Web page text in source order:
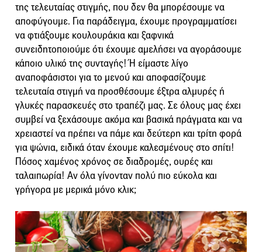
της τελευταίας στιγμής, που δεν θα μπορέσουμε να
αποφύγουμε. Για παράδειγμα, έχουμε προγραμματίσει
να φτιάξουμε κουλουράκια και ξαφνικά
συνειδητοποιούμε ότι έχουμε αμελήσει να αγοράσουμε
κάποιο υλικό της συνταγής! Ή είμαστε λίγο
αναποφάσιστοι για το μενού και αποφασίζουμε
τελευταία στιγμή να προσθέσουμε έξτρα αλμυρές ή
γλυκές παρασκευές στο τραπέζι μας. Σε όλους μας έχει
συμβεί να ξεχάσουμε ακόμα και βασικά πράγματα και να
χρειαστεί να πρέπει να πάμε και δεύτερη και τρίτη φορά
για ψώνια, ειδικά όταν έχουμε καλεσμένους στο σπίτι!
Πόσος χαμένος χρόνος σε διαδρομές, ουρές και
ταλαιπωρία! Αν όλα γίνονταν πολύ πιο εύκολα και
γρήγορα με μερικά μόνο κλικ;